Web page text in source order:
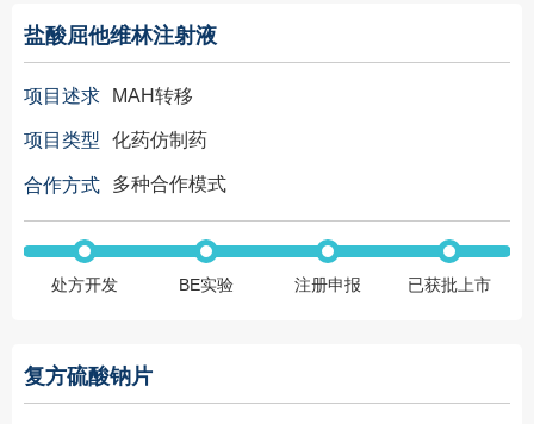
盐酸屈他维林注射液
项目述求 MAH转移
项目类型 化药仿制药
合作方式 多种合作模式
处方开发 BE实验 注册申报 已获批上市
复方硫酸钠片